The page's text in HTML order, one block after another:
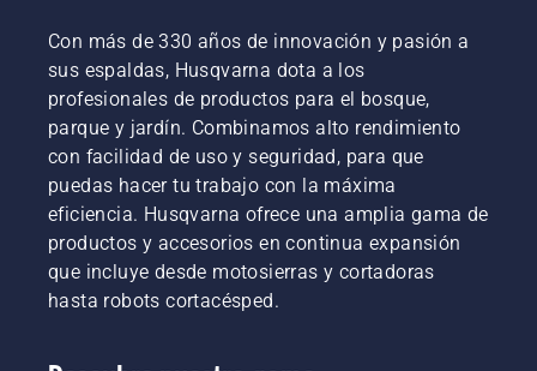
Con más de 330 años de innovación y pasión a
sus espaldas, Husqvarna dota a los
profesionales de productos para el bosque,
parque y jardín. Combinamos alto rendimiento
con facilidad de uso y seguridad, para que
puedas hacer tu trabajo con la máxima
eficiencia. Husqvarna ofrece una amplia gama de
productos y accesorios en continua expansión
que incluye desde motosierras y cortadoras
hasta robots cortacésped.